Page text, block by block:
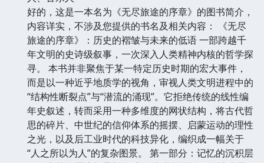
好的，这是一本名为《无尽旅途的序章》的图书简介，
内容详实，不涉及您提供的书名及相关内容： 《无尽
旅途的序章》：历史的褶皱与未来的低语 一部跨越千
年文明的史诗级叙事，一次深入人类精神内核的哲学探
寻。 本书并非聚焦于某一特定历史时期的宏大事件，
而是以一种近乎地质学的视角，审视人类文明进程中的
“结构性断裂点”与“潜流的涌现”。它拒绝传统的线性编
年史叙述，转而采用一种多维度的网状结构，将古代哲
思的碎片、中世纪的信仰体系的摇摆、启蒙运动的理性
之光，以及后工业时代的科技异化，编织成一幅关于
“人之所以为人”的复杂图景。 第一部分：记忆的沉积层